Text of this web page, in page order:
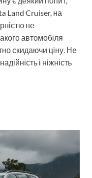
Land Cruiser, на
не
автомобіля
скидаючи ціну. Не
і ніжність